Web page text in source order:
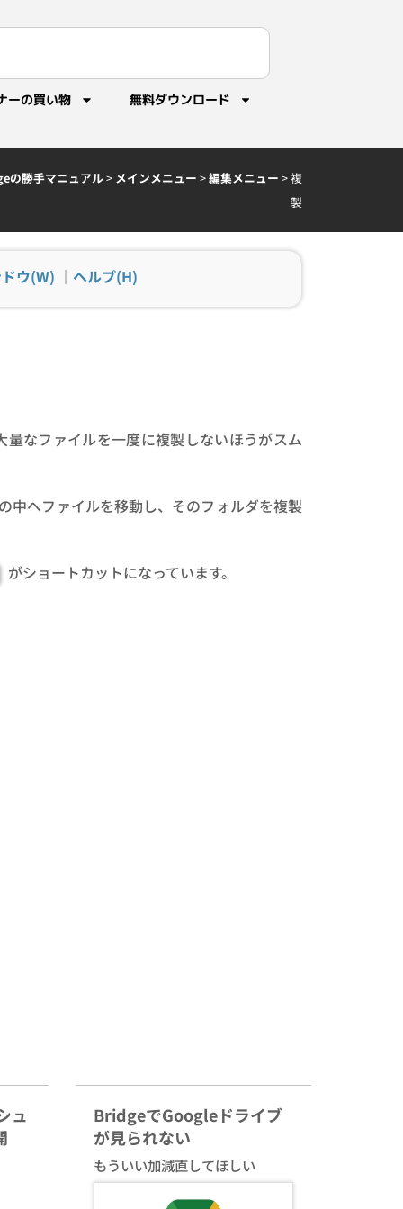
ーの買い物 無料ダウンロード
の勝手マニュアル> メインメニュー >編集メニュー >複
製
ウ(W) ｜ ヘルプ(H)
なファイルを一度に複製しないほうがスム
中へファイルを移動し、そのフォルダを複製
がショートカットになっています。
ュ
BridgeでGoogleドライブ
が見られない
もういい加減直してほしい